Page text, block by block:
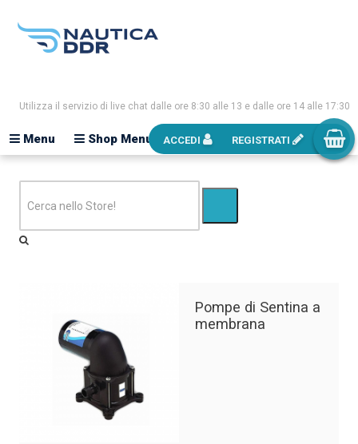
Utilizza il servizio di live chat dalle ore 8:30 alle 13 e dalle ore 14 alle 17:30
Shop Menu
Menu ACCEDI REGISTRATI
Pompe di Sentina a
membrana